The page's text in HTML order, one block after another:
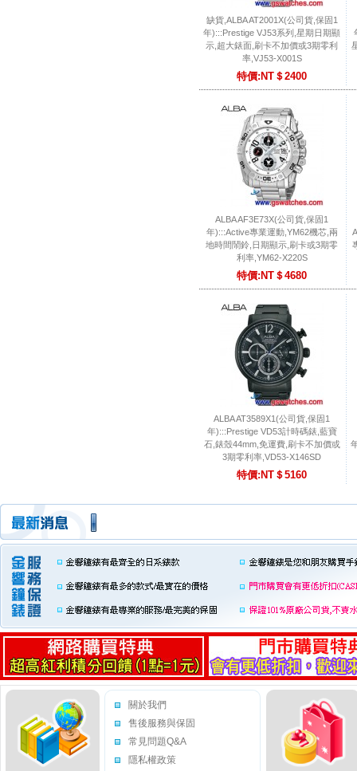
缺貨,ALBA AT2001X(公司貨,保固1
年):::Prestige VJ53系列,星期日期顯
示,超大錶面,刷卡不加價或3期零利
率,VJ53-X001S
特價:NT＄2400
ALBA AF3E73X(公司貨,保固1
年):::Active專業運動,YM62機芯,兩
地時間鬧鈴,日期顯示,刷卡或3期零
利率,YM62-X220S
特價:NT＄4680
ALBA AT3589X1(公司貨,保固1
年):::Prestige VD53計時碼錶,藍寶
石,錶殼44mm,免運費,刷卡不加價或
3期零利率,VD53-X146SD
特價:NT＄5160
關於我們
售後服務與保固
常見問題Q&A
隱私權政策